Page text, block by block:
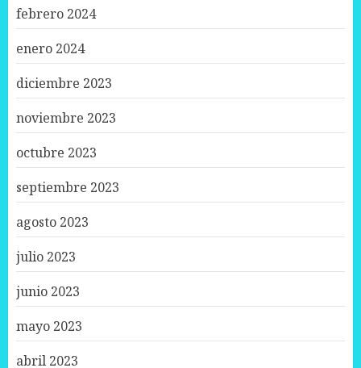
febrero 2024
enero 2024
diciembre 2023
noviembre 2023
octubre 2023
septiembre 2023
agosto 2023
julio 2023
junio 2023
mayo 2023
abril 2023